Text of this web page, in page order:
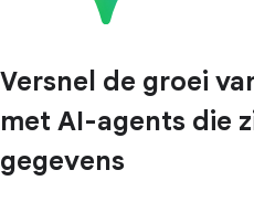
Versnel de groei
met AI-agents die
gegevens